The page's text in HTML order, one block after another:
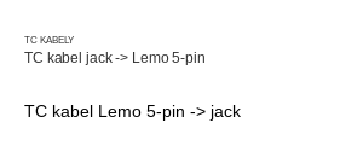
TC KABELY
TC kabel jack -> Lemo 5-pin
TC kabel Lemo 5-pin -> jack